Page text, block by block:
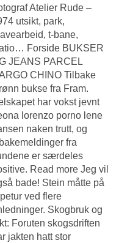
Atelier Rude –
utsikt, park,
t-bane,
Forside BUKSER
JEANS PARCEL
CHINO Tilbake
bukse fra Fram.
har vokst jevnt
lorenzo porno lene
naken trutt, og
fra
er særdeles
Read more Jeg vil
bade! Stein måtte på
ved flere
Skogbruk og
Foruten skogsdriften
jakten hatt stor